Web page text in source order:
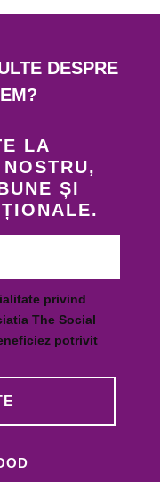
DESPRE
LA
ȘI
privind
The Social
potrivit